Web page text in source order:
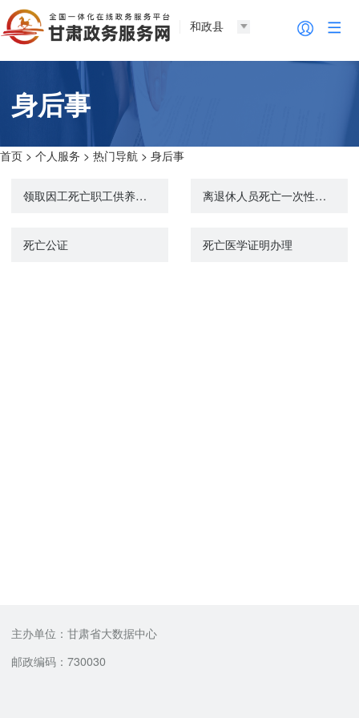
和政县
身后事
首页 > 个人服务 > 热门导航 > 身后事
领取因工死亡职工供养亲属待遇资格认证 离退休人员死亡一次性待遇申领
死亡公证 死亡医学证明办理
主办单位：甘肃省大数据中心
邮政编码：730030